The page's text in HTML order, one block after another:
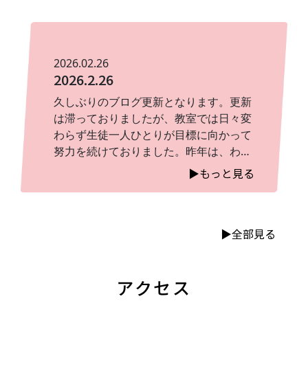
長していきましょう♪
式でピアノ伴奏を担当した生徒さん。大
切な節目の舞台で、これまでの練習の成
果をしっかりと発揮してくれたこと、本
当に嬉しく思います。緊張もあったと思
いますが、きっと心に残る素敵な経験に
なったことでしょう。また、以前教室に
通ってくれていた生徒さんのお母様より
卒業の記念にと写真が送られてきまし
た。教室を離れてからもこうして近況を
気持ちになります。ピアノを通して過ご
した時間が、それぞれの成長の一部とし
しいことはありません。これから新しい
環境へと進んでいく皆さんが、自分らし
2026.02.26
2026.2.26
久しぶりのブログ更新となります。更新
は滞っておりましたが、教室では日々変
わらず生徒一人ひとりが目標に向かって
努力を続けておりました。昨年は、わた
くし自身小学校卒業式の伴奏を務めさせ
ていただきました。また、コンクールで
た生徒は、事情により本選出場が難しい
本番に臨みました。結果だけでなく、そ
の過程で培われた精神力と表現力の成長
▶︎もっと見る
▶︎全部見る
アクセス